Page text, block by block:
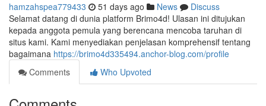
hamzahspea779433 51 days ago News
Discuss
Selamat datang di dunia platform Brimo4d! Ulasan ini ditujukan
kepada anggota pemula yang berencana mencoba taruhan di
situs kami. Kami menyediakan penjelasan komprehensif tentang
bagaimana https://brimo4d335494.anchor-blog.com/profile
Comments
Who Upvoted